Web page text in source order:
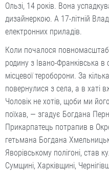
Ользі, 14 років. Вона
дизайнеркою. А 17-літній
електронних приладів.
Коли почалося
родину з Івано-Франківська
місцевої тероборони. За
повернулися з села, а в хаті
Чоловік не хотів, щоби ми
поїхав, — згадує Богдана
Прикарпатець потрапив в
гетьмана Богдана
Яворівському полігоні, став
Сумщині, Харківщині,